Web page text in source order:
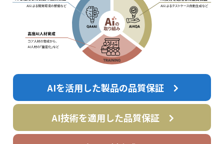
AIを活用した製品の品質保証
AI技術を適用した品質保証